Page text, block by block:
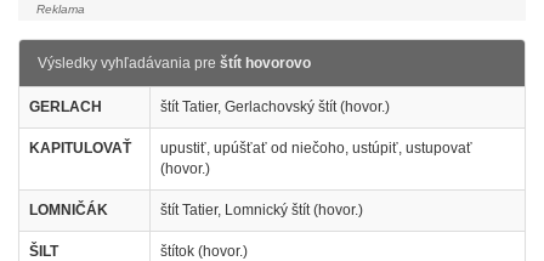
Výsledky vyhľadávania pre štít hovorovo
GERLACH štít Tatier, Gerlachovský štít (hovor.)
KAPITULOVAŤ
upustiť, upúšťať od niečoho, ustúpiť, ustupovať
(hovor.)
LOMNIČÁK štít Tatier, Lomnický štít (hovor.)
ŠILT štítok (hovor.)